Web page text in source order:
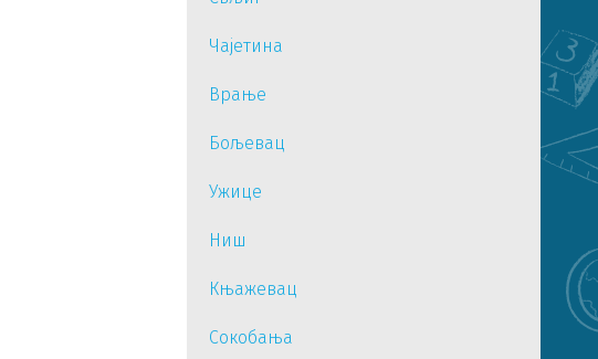
Чајетина
Врање
Бољевац
Ужице
Ниш
Књажевац
Сокобања